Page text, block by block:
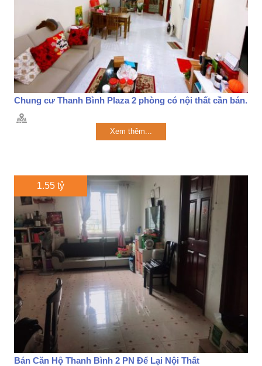
Chung cư Thanh Bình Plaza 2 phòng có nội thất cần bán.
Xem thêm...
1.55 tỷ
Bán Căn Hộ Thanh Bình 2 PN Để Lại Nội Thất